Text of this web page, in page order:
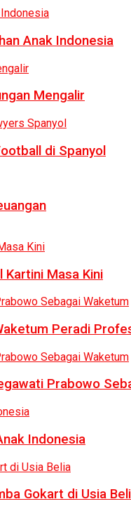
Anak Indonesia
Mengalir
di Spanyol
Kartini Masa Kini
Peradi
Prabowo
Indonesia
Gokart di Usia